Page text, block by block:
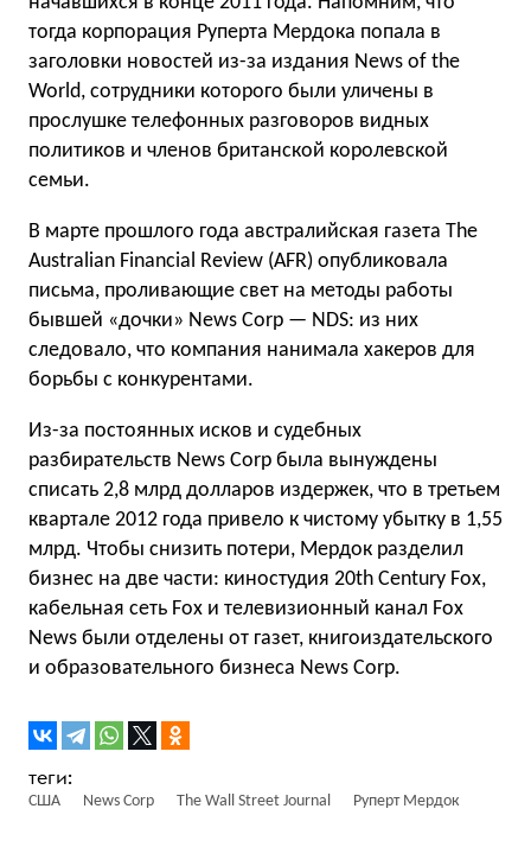
тогда корпорация Руперта Мердока попала в
заголовки новостей из-за издания News of the
World, сотрудники которого были уличены в
прослушке телефонных разговоров видных
политиков и членов британской королевской
семьи.
В марте прошлого года австралийская газета The
Australian Financial Review (AFR) опубликовала
письма, проливающие свет на методы работы
бывшей «дочки» News Corp — NDS: из них
следовало, что компания нанимала хакеров для
борьбы с конкурентами.
Из-за постоянных исков и судебных
разбирательств News Corp была вынуждены
списать 2,8 млрд долларов издержек, что в третьем
квартале 2012 года привело к чистому убытку в 1,55
млрд. Чтобы снизить потери, Мердок разделил
бизнес на две части: киностудия 20th Century Fox,
кабельная сеть Fox и телевизионный канал Fox
News были отделены от газет, книгоиздательского
и образовательного бизнеса News Corp.
США News Corp The Wall Street Journal Руперт Мердок